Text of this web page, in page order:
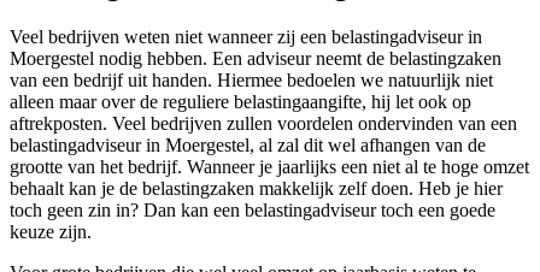
Veel bedrijven weten niet wanneer zij een belastingadviseur in
Moergestel nodig hebben. Een adviseur neemt de belastingzaken
van een bedrijf uit handen. Hiermee bedoelen we natuurlijk niet
alleen maar over de reguliere belastingaangifte, hij let ook op
aftrekposten. Veel bedrijven zullen voordelen ondervinden van een
belastingadviseur in Moergestel, al zal dit wel afhangen van de
grootte van het bedrijf. Wanneer je jaarlijks een niet al te hoge omzet
behaalt kan je de belastingzaken makkelijk zelf doen. Heb je hier
toch geen zin in? Dan kan een belastingadviseur toch een goede
keuze zijn.